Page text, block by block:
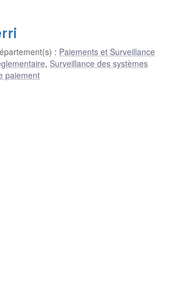
: Paiements et Surveillance
, Surveillance des systèmes
paiement